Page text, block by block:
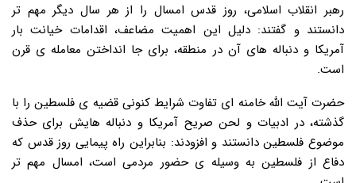
رهبر انقلاب اسلامی، روز قدس امسال را از هر سال دیگر مهم تر
دانستند و گفتند: دلیل این اهمیت مضاعف، اقدامات خیانت بار
آمریکا و دنباله های آن در منطقه، برای جا انداختن معامله ی قرن
است.
حضرت آیت الله خامنه ای تفاوت شرایط کنونی قضیه ی فلسطین را با
گذشته، در ادبیات و لحن صریح آمریکا و دنباله هایش برای حذف
موضوع فلسطین دانستند و افزودند: بنابراین راه پیمایی روز قدس که
دفاع از فلسطین به وسیله ی حضور مردمی است، امسال مهم تر